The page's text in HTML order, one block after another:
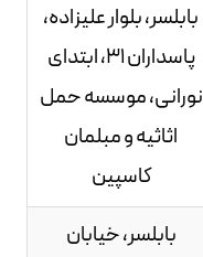
بابلسر، بلوار علیزاده،
پاسداران 31، ابتدای
نورانی، موسسه حمل
اثاثیه و مبلمان
کاسپین
بابلسر، خیابان